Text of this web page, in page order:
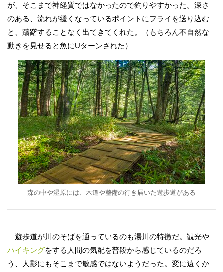
が、そこまで神経質ではなかったので釣りやすかった。深さ
のある、流れが緩くなっているポイントにフライを送り込む
と、躊躇することなく出てきてくれた。（もちろん不自然な
動きを見せると魚にUターンされた）
森の中や湿原には、木道や整備の行き届いた遊歩道がある
遊歩道が川のそばを通っているのも湯川の特徴だ。観光や
ハイキングをする人間の気配を普段から感じているのだろ
う、人影にもそこまで敏感ではないようだった。変に遠くか